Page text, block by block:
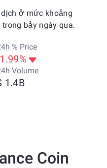
ở mức khoảng
bảy ngày qua.
% Price
Volume
1.4B
Coin